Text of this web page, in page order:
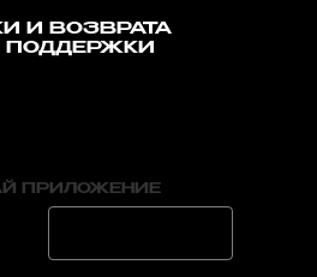
И ВОЗВРАТА
ПОДДЕРЖКИ
ПРИЛОЖЕНИЕ